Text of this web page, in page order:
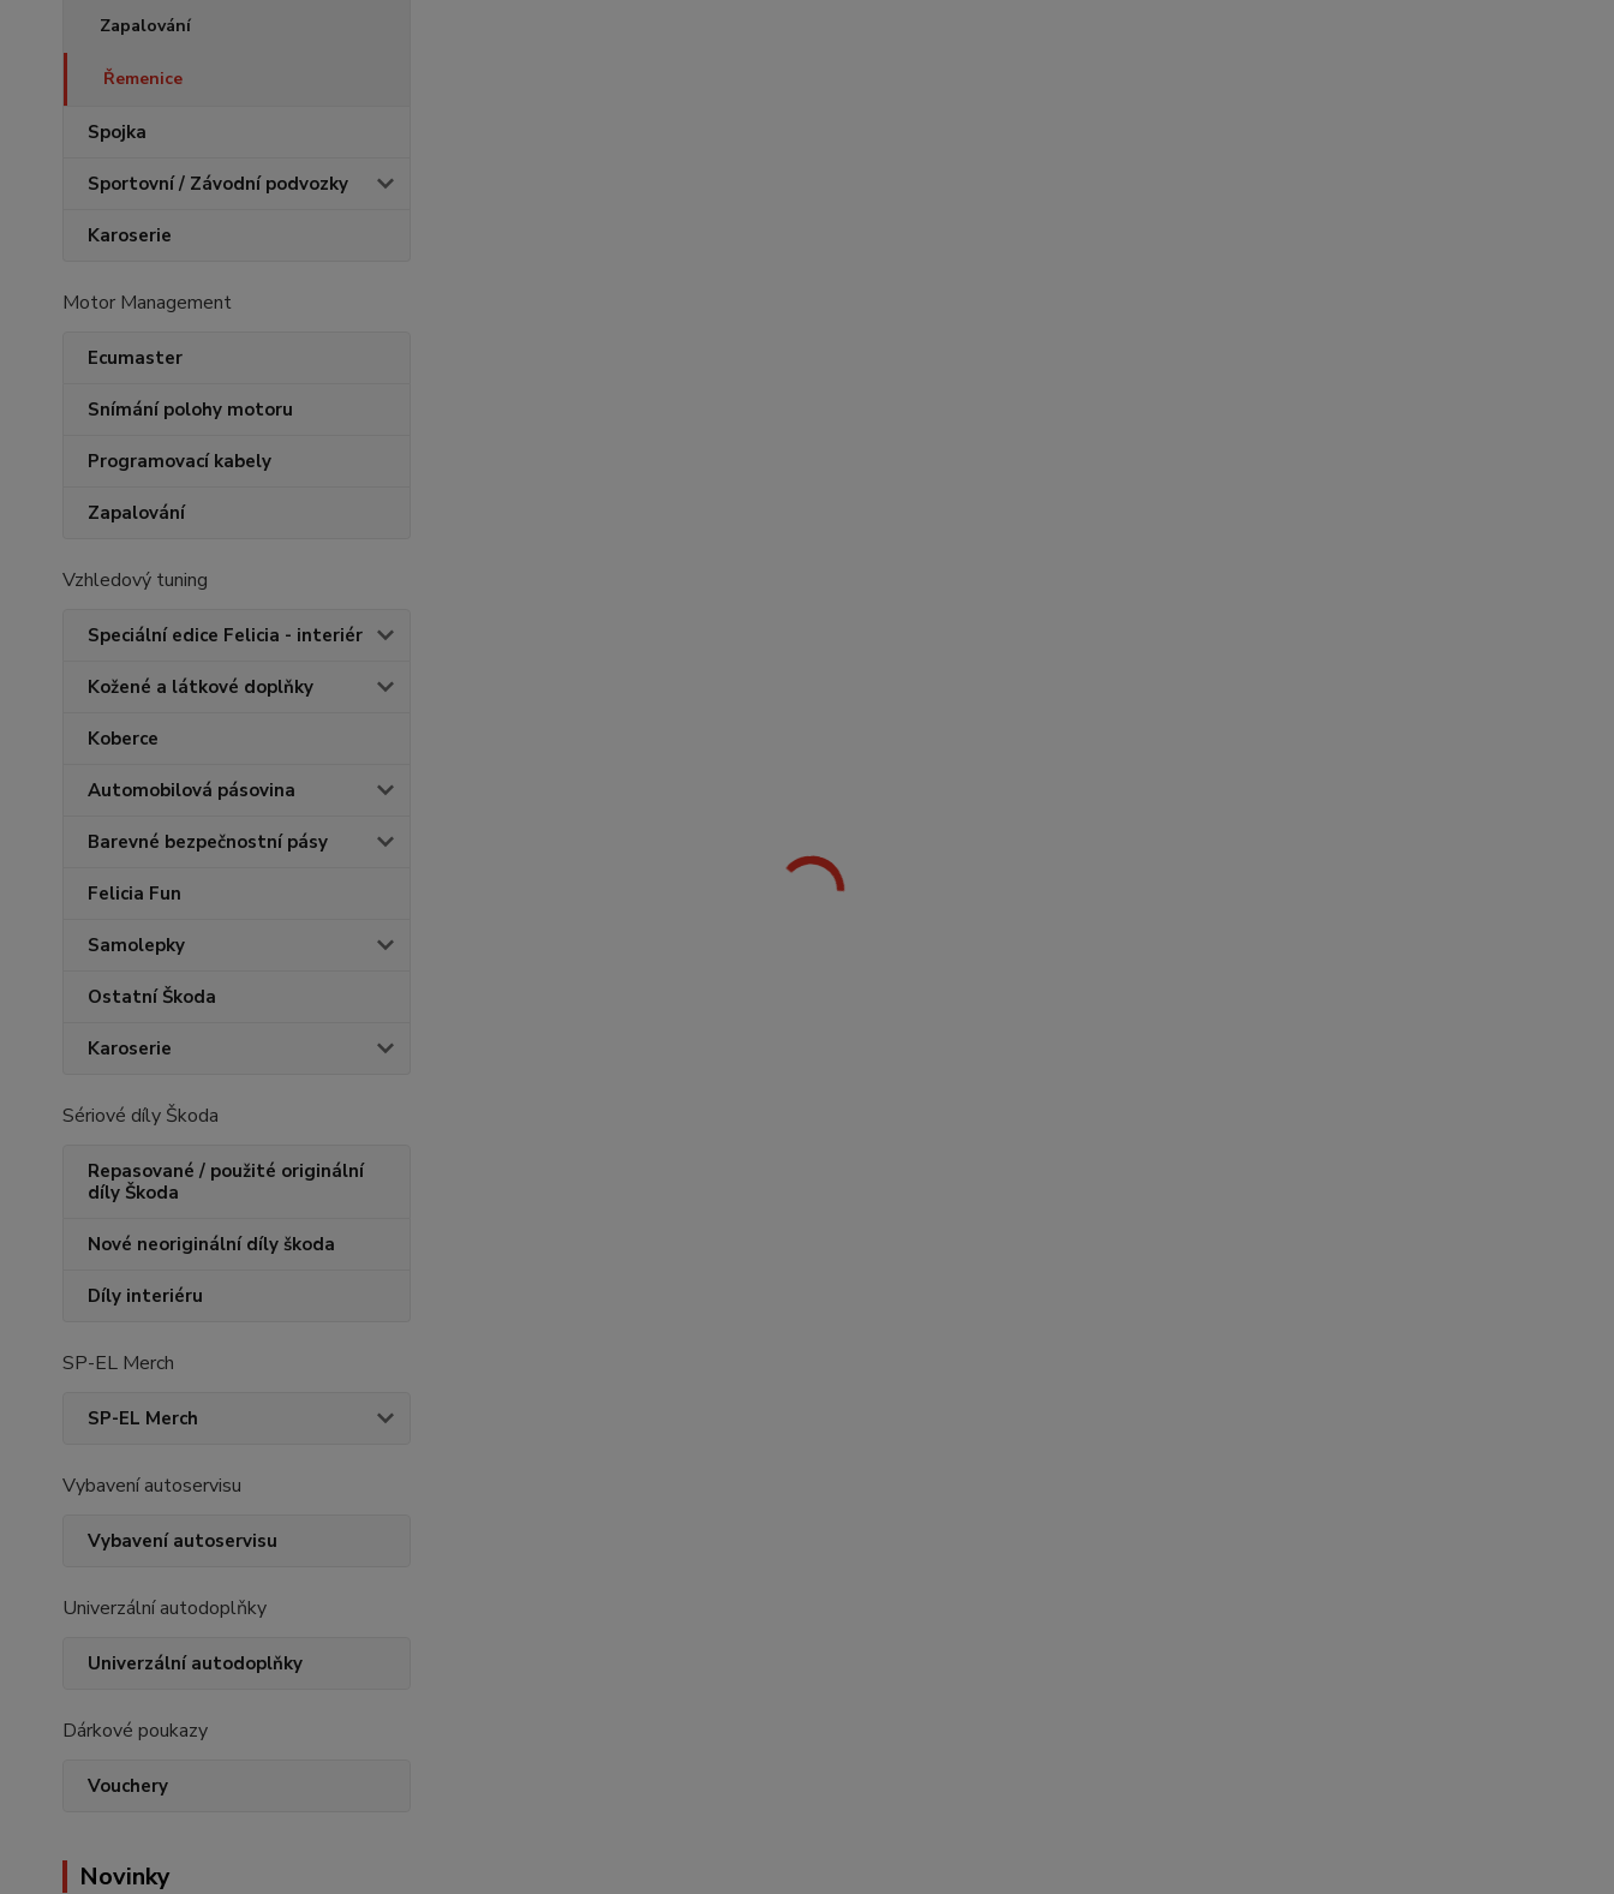
Zapalování
Řemenice
Spojka
Sportovní / Závodní podvozky
Karoserie
Motor Management
Ecumaster
Snímání polohy motoru
Programovací kabely
Zapalování
Vzhledový tuning
Speciální edice Felicia - interiér
Kožené a látkové doplňky
Koberce
Automobilová pásovina
Barevné bezpečnostní pásy
Felicia Fun
Samolepky
Ostatní Škoda
Karoserie
Sériové díly Škoda
Repasované / použité originální
díly Škoda
Nové neoriginální díly škoda
Díly interiéru
SP-EL Merch
SP-EL Merch
Vybavení autoservisu
Vybavení autoservisu
Univerzální autodoplňky
Univerzální autodoplňky
Dárkové poukazy
Vouchery
Novinky